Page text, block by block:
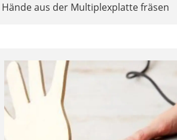
Hände aus der Multiplexplatte fräsen